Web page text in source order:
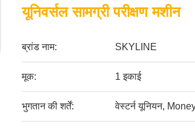
यूनिवर्सल सामग्री परीक्षण मशीन
ब्रांड नाम: SKYLINE
मूक: 1 इकाई
भुगतान की शर्तें: वेस्टर्न यूनियन,